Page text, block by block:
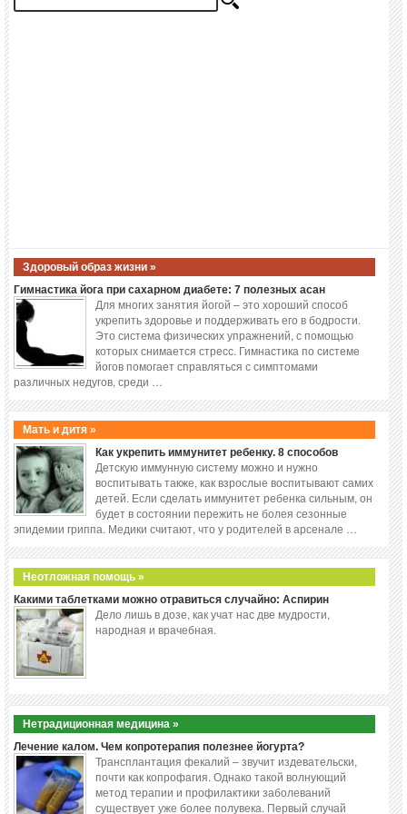
Здоровый образ жизни »
Гимнастика йога при сахарном диабете: 7 полезных асан
Для многих занятия йогой – это хороший способ
укрепить здоровье и поддерживать его в бодрости.
Это система физических упражнений, с помощью
которых снимается стресс. Гимнастика по системе
йогов помогает справляться с симптомами
различных недугов, среди …
Мать и дитя »
Как укрепить иммунитет ребенку. 8 способов
Детскую иммунную систему можно и нужно
воспитывать также, как взрослые воспитывают самих
детей. Если сделать иммунитет ребенка сильным, он
будет в состоянии пережить не болея сезонные
эпидемии гриппа. Медики считают, что у родителей в арсенале …
Неотложная помощь »
Какими таблетками можно отравиться случайно: Аспирин
Дело лишь в дозе, как учат нас две мудрости,
народная и врачебная.
Нетрадиционная медицина »
Лечение калом. Чем копротерапия полезнее йогурта?
Трансплантация фекалий – звучит издевательски,
почти как копрофагия. Однако такой волнующий
метод терапии и профилактики заболеваний
существует уже более полувека. Первый случай